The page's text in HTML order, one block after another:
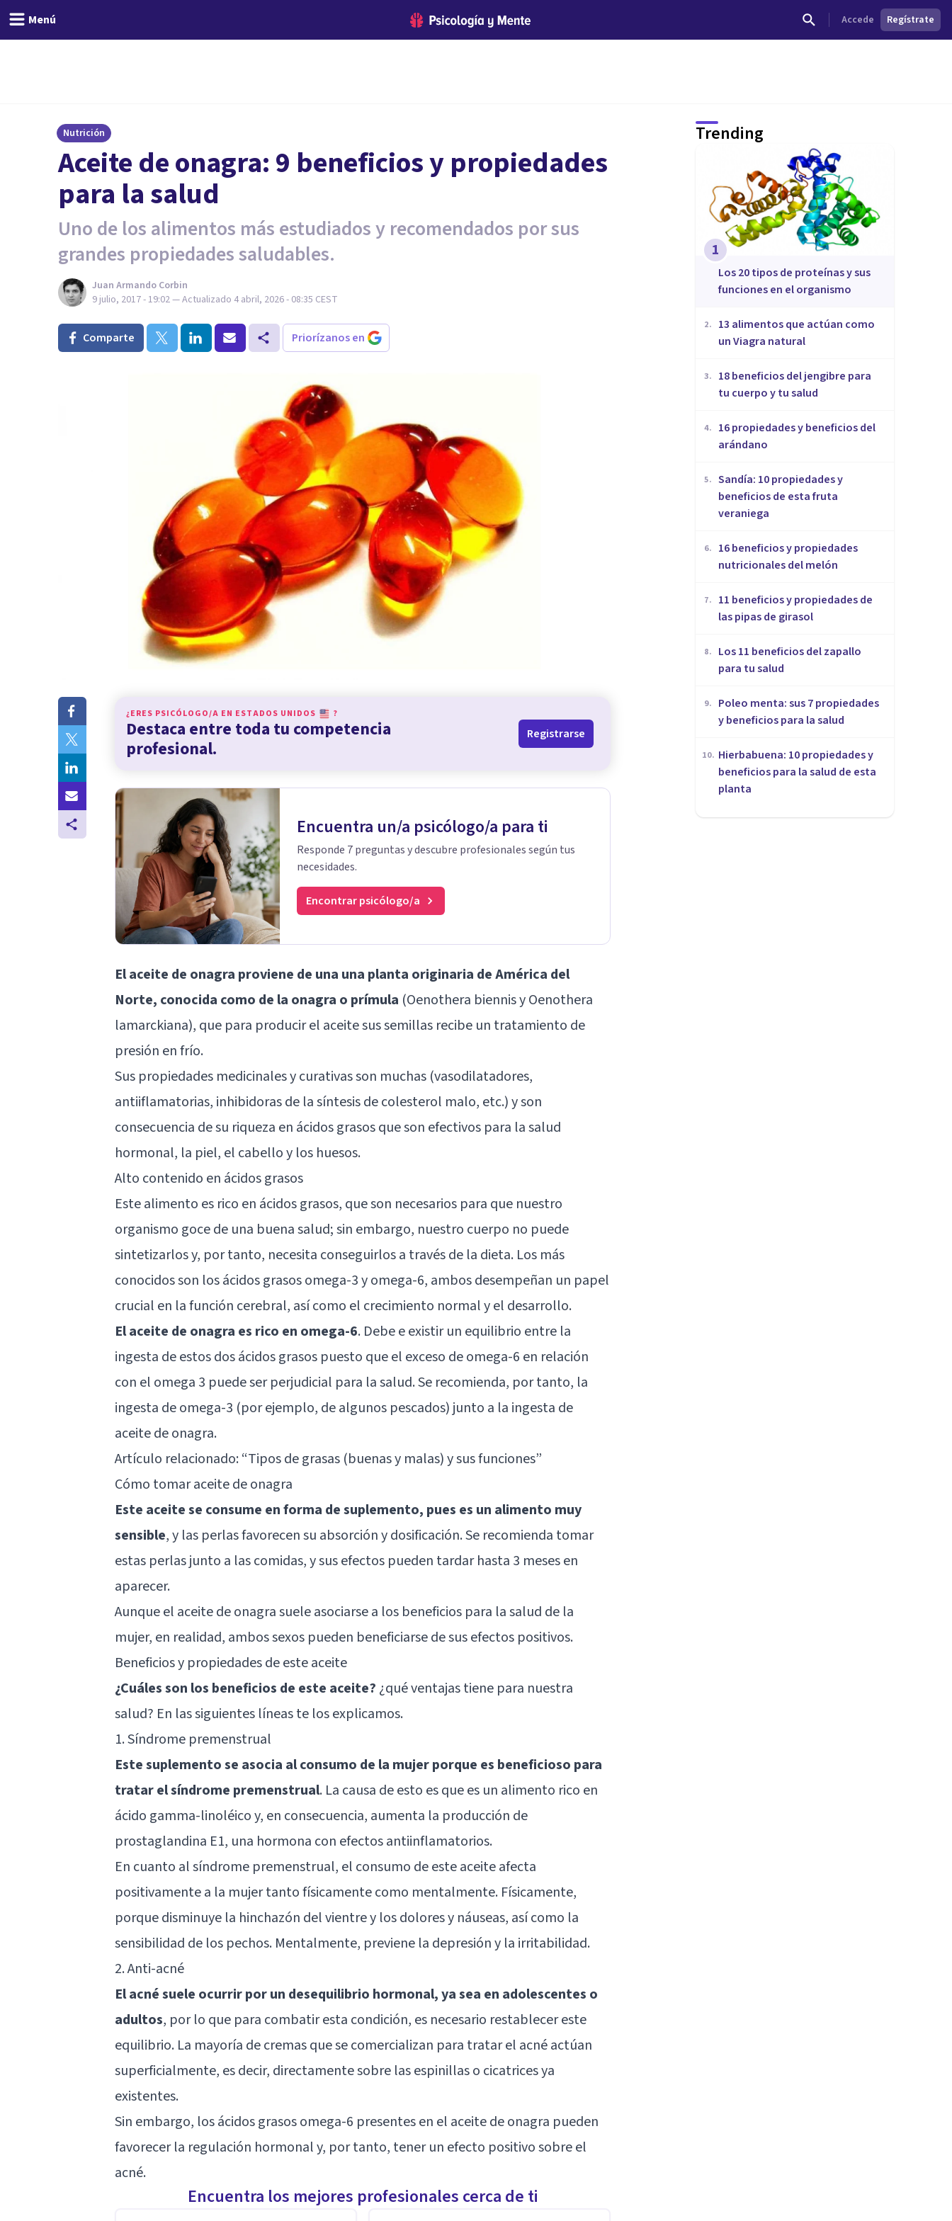
Menú Accede Regístrate
Nutrición
​Aceite de onagra: 9 beneficios y propiedades
para la salud
Uno de los alimentos más estudiados y recomendados por sus
grandes propiedades saludables.
Juan Armando Corbin
9 julio, 2017 - 19:02— Actualizado 4 abril, 2026 - 08:35 CEST
Comparte Priorízanos en
¿ERES PSICÓLOGO/A EN ESTADOS UNIDOS ?
Destaca entre toda tu competencia
profesional.
Registrarse
Encuentra un/a psicólogo/a para ti
Responde 7 preguntas y descubre profesionales según tus
necesidades.
Encontrar psicólogo/a
El aceite de onagra proviene de una una planta originaria de América del
Norte, conocida como de la onagra o prímula (Oenothera biennis y Oenothera
lamarckiana), que para producir el aceite sus semillas recibe un tratamiento de
presión en frío.
Sus propiedades medicinales y curativas son muchas (vasodilatadores,
antiiflamatorias, inhibidoras de la síntesis de colesterol malo, etc.) y son
consecuencia de su riqueza en ácidos grasos que son efectivos para la salud
hormonal, la piel, el cabello y los huesos.
Alto contenido en ácidos grasos
Este alimento es rico en ácidos grasos, que son necesarios para que nuestro
organismo goce de una buena salud; sin embargo, nuestro cuerpo no puede
sintetizarlos y, por tanto, necesita conseguirlos a través de la dieta. Los más
conocidos son los ácidos grasos omega-3 y omega-6, ambos desempeñan un papel
crucial en la función cerebral, así como el crecimiento normal y el desarrollo.
El aceite de onagra es rico en omega-6. Debe e existir un equilibrio entre la
ingesta de estos dos ácidos grasos puesto que el exceso de omega-6 en relación
con el omega 3 puede ser perjudicial para la salud. Se recomienda, por tanto, la
ingesta de omega-3 (por ejemplo, de algunos pescados) junto a la ingesta de
aceite de onagra.
Artículo relacionado: “Tipos de grasas (buenas y malas) y sus funciones”
Cómo tomar aceite de onagra
Este aceite se consume en forma de suplemento, pues es un alimento muy
sensible, y las perlas favorecen su absorción y dosificación. Se recomienda tomar
estas perlas junto a las comidas, y sus efectos pueden tardar hasta 3 meses en
aparecer.
Aunque el aceite de onagra suele asociarse a los beneficios para la salud de la
mujer, en realidad, ambos sexos pueden beneficiarse de sus efectos positivos.
Beneficios y propiedades de este aceite
¿Cuáles son los beneficios de este aceite? ¿qué ventajas tiene para nuestra
salud? En las siguientes líneas te los explicamos.
1. Síndrome premenstrual
Este suplemento se asocia al consumo de la mujer porque es beneficioso para
tratar el síndrome premenstrual. La causa de esto es que es un alimento rico en
ácido gamma-linoléico y, en consecuencia, aumenta la producción de
prostaglandina E1, una hormona con efectos antiinflamatorios.
En cuanto al síndrome premenstrual, el consumo de este aceite afecta
positivamente a la mujer tanto físicamente como mentalmente. Físicamente,
porque disminuye la hinchazón del vientre y los dolores y náuseas, así como la
sensibilidad de los pechos. Mentalmente, previene la depresión y la irritabilidad.
2. Anti-acné
El acné suele ocurrir por un desequilibrio hormonal, ya sea en adolescentes o
adultos, por lo que para combatir esta condición, es necesario restablecer este
equilibrio. La mayoría de cremas que se comercializan para tratar el acné actúan
superficialmente, es decir, directamente sobre las espinillas o cicatrices ya
existentes.
Sin embargo, los ácidos grasos omega-6 presentes en el aceite de onagra pueden
favorecer la regulación hormonal y, por tanto, tener un efecto positivo sobre el
acné.
Encuentra los mejores profesionales cerca de ti
Trending
1
​Los 20 tipos de proteínas y sus
funciones en el organismo
2.
13 alimentos que actúan como
un Viagra natural
3.
18 beneficios del jengibre para
tu cuerpo y tu salud
4.
16 propiedades y beneficios del
arándano
5. Sandía: 10 propiedades y
beneficios de esta fruta
veraniega
6.
16 beneficios y propiedades
nutricionales del melón
7.
​11 beneficios y propiedades de
las pipas de girasol
8.
Los 11 beneficios del zapallo
para tu salud
9.
Poleo menta: sus 7 propiedades
y beneficios para la salud
10. Hierbabuena: 10 propiedades y
beneficios para la salud de esta
planta